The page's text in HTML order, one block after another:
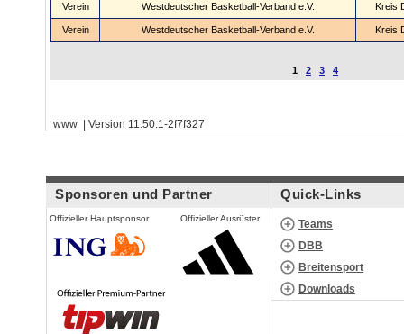
Verein Westdeutscher Basketball-Verband e.V. Kreis
Verein Westdeutscher Basketball-Verband e.V. Kreis
1 2 3 4
www | Version 11.50.1-2f7f327
Sponsoren und Partner
Offizieller Hauptsponsor Offizieller Ausrüster
Quick-Links
Teams
DBB
Breitensport
Downloads